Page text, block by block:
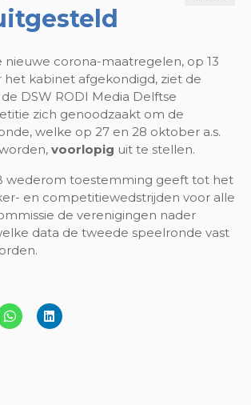
nieuwe corona-maatregelen, op 13
het kabinet afgekondigd, ziet de
DSW RODI Media Delftse
zich genoodzaakt om de
welke op 27 en 28 oktober a.s.
voorlopig uit te stellen.
wederom toestemming geeft tot het
en competitiewedstrijden voor alle
de verenigingen nader
data de tweede speelronde vast